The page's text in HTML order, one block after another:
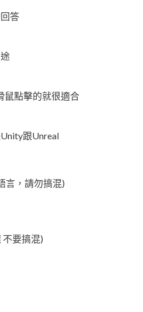
答
鼠點擊的就很適合
跟Unreal
言，請勿搞混)
不要搞混)